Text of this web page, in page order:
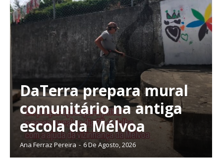
DaTerra prepara mural
comunitário na antiga
escola da Mélvoa
Ana Ferraz Pereira - 6 De Agosto, 2026